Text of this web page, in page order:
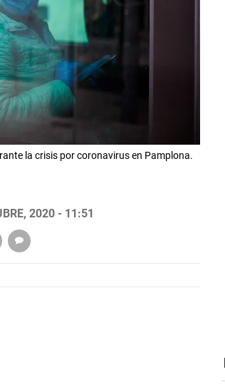
la crisis por coronavirus en Pamplona.
2020 - 11:51